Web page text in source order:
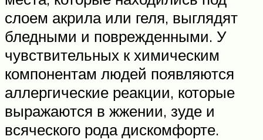
слоем акрила или геля, выглядят
бледными и поврежденными. У
чувствительных к химическим
компонентам людей появляются
аллергические реакции, которые
выражаются в жжении, зуде и
всяческого рода дискомфорте.